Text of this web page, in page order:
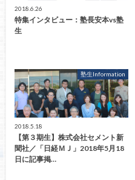
2018.6.26
特集インタビュー：塾長安本vs塾
生
塾生Information
2018.5.18
【第３期生】株式会社セメント新
聞社／「日経ＭＪ」2018年5月18
日に記事掲…